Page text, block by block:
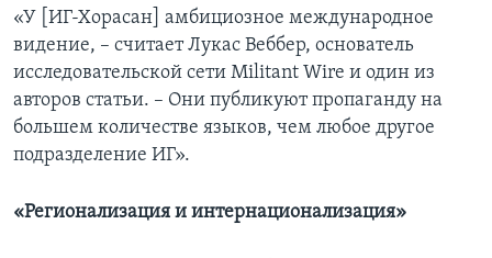
«У [ИГ-Хорасан] амбициозное международное
видение, – cчитает Лукас Веббер, основатель
исследовательской сети Militant Wire и один из
авторов статьи. – Они публикуют пропаганду на
большем количестве языков, чем любое другое
подразделение ИГ».
«Регионализация и интернационализация»